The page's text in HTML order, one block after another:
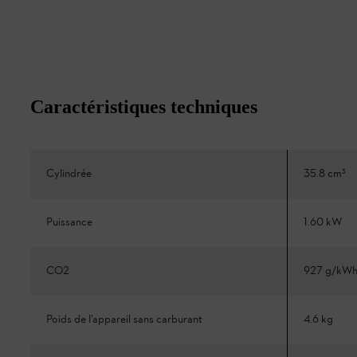
Caractéristiques techniques
Cylindrée 35.8 cm³
Puissance 1.60 kW
CO2 927 g/kWh
Poids de l’appareil sans carburant 4.6 kg